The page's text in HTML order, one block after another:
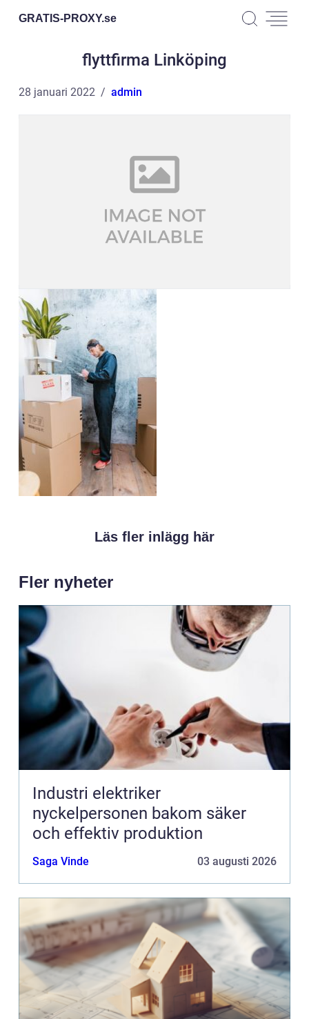
GRATIS-PROXY.se
flyttfirma Linköping
28 januari 2022 admin
Läs fler inlägg här
Fler nyheter
Industri elektriker
nyckelpersonen bakom säker
och effektiv produktion
Saga Vinde 03 augusti 2026